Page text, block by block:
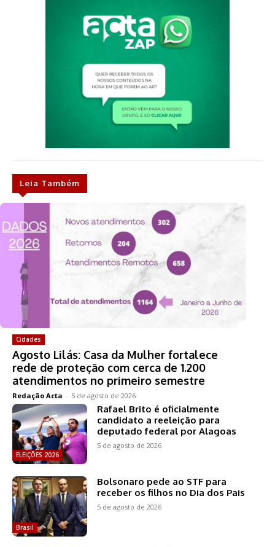
Leia Também
Cidades
Agosto Lilás: Casa da Mulher fortalece
rede de proteção com cerca de 1.200
atendimentos no primeiro semestre
Redação Acta - 5 de agosto de 2026
ELEIÇÕES 2026
Rafael Brito é oficialmente
candidato a reeleição para
deputado federal por Alagoas
5 de agosto de 2026
Brasil
Bolsonaro pede ao STF para
receber os filhos no Dia dos Pais
5 de agosto de 2026